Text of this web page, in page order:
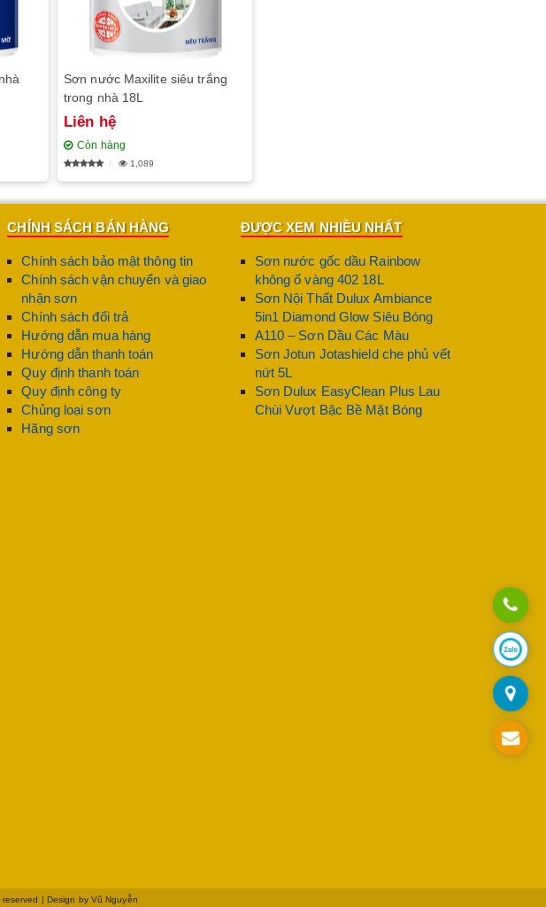
Sơn nước Maxilite siêu trắng
trong nhà 18L
Liên hệ
Còn hàng
1,089
CHÍNH SÁCH BÁN HÀNG
Chính sách bảo mật thông tin
Chính sách vận chuyển và giao
nhận sơn
Chính sách đổi trả
Hướng dẫn mua hàng
Hướng dẫn thanh toán
Quy định thanh toán
Quy định công ty
Chủng loại sơn
Hãng sơn
ĐƯỢC XEM NHIỀU NHẤT
Sơn nước gốc dầu Rainbow
không ố vàng 402 18L
Sơn Nội Thất Dulux Ambiance
5in1 Diamond Glow Siêu Bóng
A110 – Sơn Dầu Các Màu
Sơn Jotun Jotashield che phủ vết
nứt 5L
Sơn Dulux EasyClean Plus Lau
Chùi Vượt Bậc Bề Mặt Bóng
reserved | Design by Vũ Nguyễn